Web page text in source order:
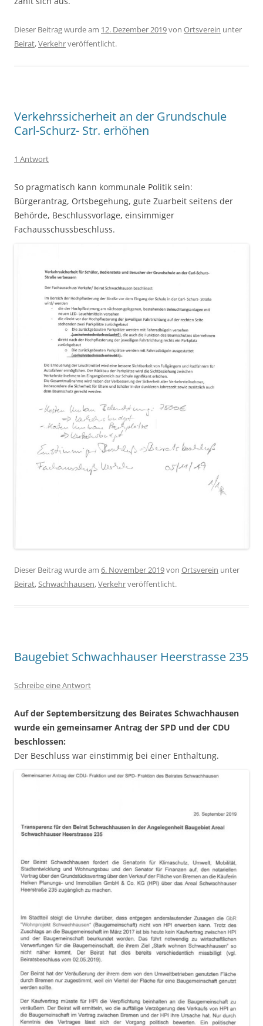
Dieser Beitrag wurde am 12. Dezember 2019von Ortsverein unter
Beirat,Verkehrveröffentlicht.
Verkehrssicherheit an der Grundschule
Carl-Schurz- Str. erhöhen
1 Antwort
So pragmatisch kann kommunale Politik sein:
Bürgerantrag, Ortsbegehung, gute Zuarbeit seitens der
Behörde, Beschlussvorlage, einsimmiger
Fachausschussbeschluss.
Dieser Beitrag wurde am 6. November 2019von Ortsverein unter
Beirat,Schwachhausen,Verkehrveröffentlicht.
Baugebiet Schwachhauser Heerstrasse 235
Schreibe eine Antwort
Auf der Septembersitzung des Beirates Schwachhausen
wurde ein gemeinsamer Antrag der SPD und der CDU
beschlossen:
Der Beschluss war einstimmig bei einer Enthaltung.